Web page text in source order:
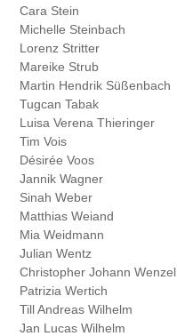
Cara Stein
Michelle Steinbach
Lorenz Stritter
Mareike Strub
Martin Hendrik Süßenbach
Tugcan Tabak
Luisa Verena Thieringer
Tim Vois
Désirée Voos
Jannik Wagner
Sinah Weber
Matthias Weiand
Mia Weidmann
Julian Wentz
Christopher Johann Wenzel
Patrizia Wertich
Till Andreas Wilhelm
Jan Lucas Wilhelm